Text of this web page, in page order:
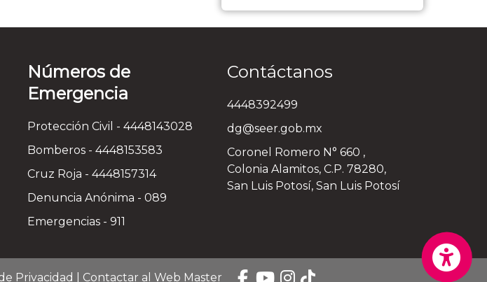
Números de
Emergencia
Protección Civil - 4448143028
Bomberos - 4448153583
Cruz Roja - 4448157314
Denuncia Anónima - 089
Emergencias - 911
Contáctanos
4448392499
dg@seer.gob.mx
Coronel Romero N° 660 ,
Colonia Alamitos, C.P. 78280,
San Luis Potosí, San Luis Potosí
Privacidad Contactar al Web Master